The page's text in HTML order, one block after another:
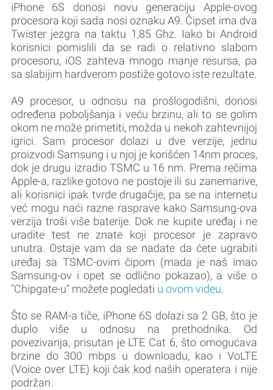
iPhone 6S donosi novu generaciju Apple-ovog
procesora koji sada nosi oznaku A9. Čipset ima dva
Twister jezgra na taktu 1,85 Ghz. Iako bi Android
korisnici pomislili da se radi o relativno slabom
procesoru, iOS zahteva mnogo manje resursa, pa
sa slabijim hardverom postiže gotovo iste rezultate.
A9 procesor, u odnosu na prošlogodišni, donosi
određena poboljšanja i veću brzinu, ali to se golim
okom ne može primetiti, možda u nekoh zahtevnijoj
igrici. Sam procesor dolazi u dve verzije, jednu
proizvodi Samsung i u njoj je korišćen 14nm proces,
dok je drugu izradio TSMC u 16 nm. Prema rečima
Apple-a, razlike gotovo ne postoje ili su zanemarive,
ali korisnici ipak tvrde drugačije, pa se na internetu
već mogu naći razne rasprave kako Samsung-ova
verzija troši više baterije. Dok ne kupite uređaj i ne
uradite test ne znate koji procesor je zapravo
unutra. Ostaje vam da se nadate da ćete ugrabiti
uređaj sa TSMC-ovim čipom (mada je naš imao
Samsung-ov i opet se odlično pokazao), a više o
"Chipgate-u" možete pogledati u ovom videu.
Što se RAM-a tiče, iPhone 6S dolazi sa 2 GB, što je
duplo više u odnosu na prethodnika. Od
povezivanja, prisutan je LTE Cat 6, što omogućava
brzine do 300 mbps u downloadu, kao i VoLTE
(Voice over LTE) koji čak kod naših operatera i nije
podržan.